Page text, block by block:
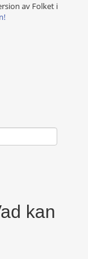
av Folket i
kan